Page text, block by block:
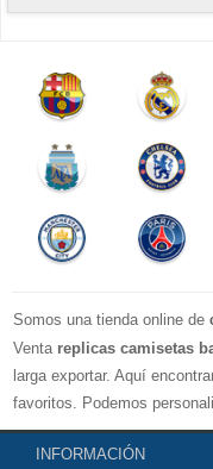
Somos una tienda online de
Venta replicas camisetas
larga exportar. Aquí
favoritos. Podemos
quieras. Nuestras
tailandesa por lo que
INFORMACIÓN